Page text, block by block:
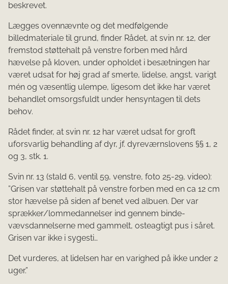
beskrevet.
Lægges ovennævnte og det medfølgende
billedmateriale til grund, finder Rådet, at svin nr. 12, der
fremstod støttehalt på venstre forben med hård
hævelse på kloven, under opholdet i besætningen har
været udsat for høj grad af smerte, lidelse, angst, varigt
mén og væsentlig ulempe, ligesom det ikke har været
behandlet omsorgsfuldt under hensyntagen til dets
behov.
Rådet finder, at svin nr. 12 har været udsat for groft
uforsvarlig behandling af dyr, jf. dyreværnslovens §§ 1, 2
og 3, stk. 1.
Svin nr. 13 (stald 6, ventil 59, venstre, foto 25-29, video):
”Grisen var støttehalt på venstre forben med en ca 12 cm
stor hævelse på siden af benet ved albuen. Der var
sprækker/lommedannelser ind gennem binde­
vævsdannelserne med gammelt, osteagtigt pus i såret.
Grisen var ikke i sygesti…
Det vurderes, at lidelsen har en varighed på ikke under 2
uger.”